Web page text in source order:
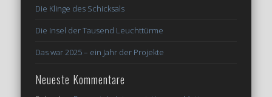
Die Klinge des Schicksals
Die Insel der Tausend Leuchttürme
Das war 2025 – ein Jahr der Projekte
Neueste Kommentare